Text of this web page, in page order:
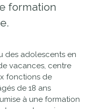
formation
des adolescents en
vacances, centre
fonctions de
de 18 ans
à une formation